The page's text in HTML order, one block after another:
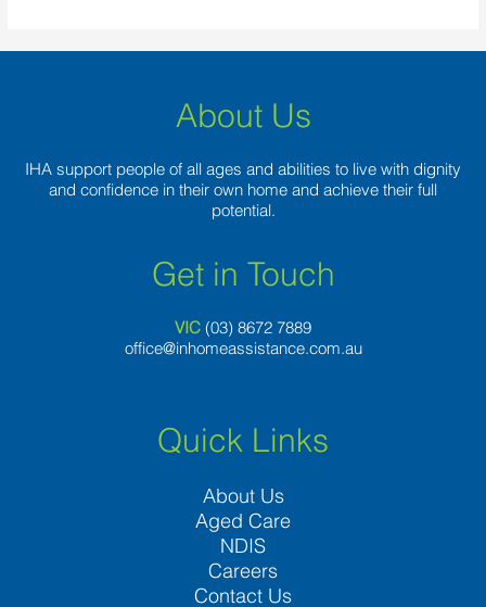
About Us
IHA support people of all ages and abilities to live with dignity
and confidence in their own home and achieve their full
potential.
Get in Touch
VIC (03) 8672 7889
office@inhomeassistance.com.au
Quick Links
About Us
Aged Care
NDIS
Careers
Contact Us